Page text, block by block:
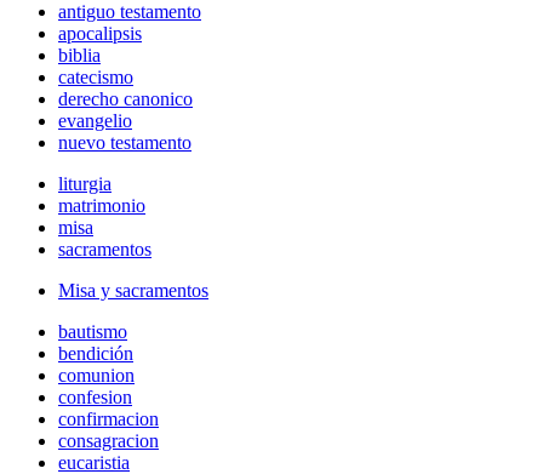
antiguo testamento
apocalipsis
biblia
catecismo
derecho canonico
evangelio
nuevo testamento
liturgia
matrimonio
misa
sacramentos
Misa y sacramentos
bautismo
bendición
comunion
confesion
confirmacion
consagracion
eucaristia